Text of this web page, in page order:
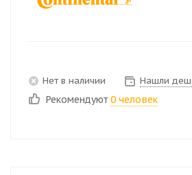
Нет в наличии Нашли
Рекомендуют 0 человек